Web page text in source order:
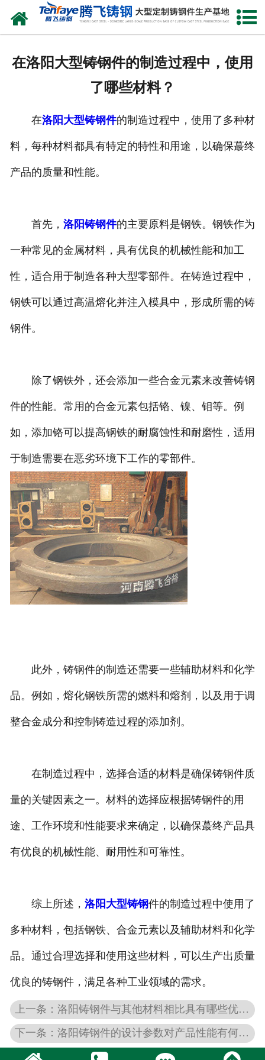
网站首页
在洛阳大型铸钢件的制造过程中，使用
了哪些材料？
在洛阳大型铸钢件的制造过程中，使用了多种材
料，每种材料都具有特定的特性和用途，以确保蕞终
产品的质量和性能。
首先， 洛阳铸钢件的主要原料是钢铁。钢铁作为
一种常见的金属材料，具有优良的机械性能和加工
性，适合用于制造各种大型零部件。在铸造过程中，
钢铁可以通过高温熔化并注入模具中，形成所需的铸
钢件。
除了钢铁外，还会添加一些合金元素来改善铸钢
件的性能。常用的合金元素包括铬、镍、钼等。例
如，添加铬可以提高钢铁的耐腐蚀性和耐磨性，适用
于制造需要在恶劣环境下工作的零部件。
此外，铸钢件的制造还需要一些辅助材料和化学
品。例如，熔化钢铁所需的燃料和熔剂，以及用于调
整合金成分和控制铸造过程的添加剂。
在制造过程中，选择合适的材料是确保铸钢件质
量的关键因素之一。材料的选择应根据铸钢件的用
途、工作环境和性能要求来确定，以确保蕞终产品具
有优良的机械性能、耐用性和可靠性。
综上所述， 洛阳大型铸钢件的制造过程中使用了
多种材料，包括钢铁、合金元素以及辅助材料和化学
品。通过合理选择和使用这些材料，可以生产出质量
优良的铸钢件，满足各种工业领域的需求。
上一条：洛阳铸钢件与其他材料相比具有哪些优势和劣势？
下一条：洛阳铸钢件的设计参数对产品性能有何影响？